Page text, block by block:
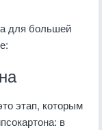
для большей
этап, которым
в